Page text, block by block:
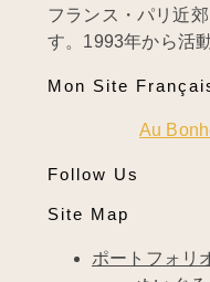
フランス・パリ近
す。1993年から活
Mon Site
Au
Follow Us
Site Map
ポートフォリ